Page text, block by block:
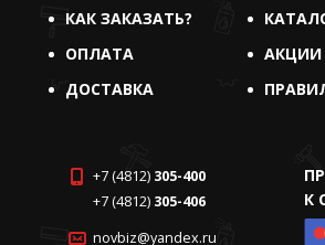
КАК ЗАКАЗАТЬ?
ОПЛАТА
АКЦИИ
ДОСТАВКА
+7 (4812) 305-400
+7 (4812) 305-406
novbiz@yandex.ru
К